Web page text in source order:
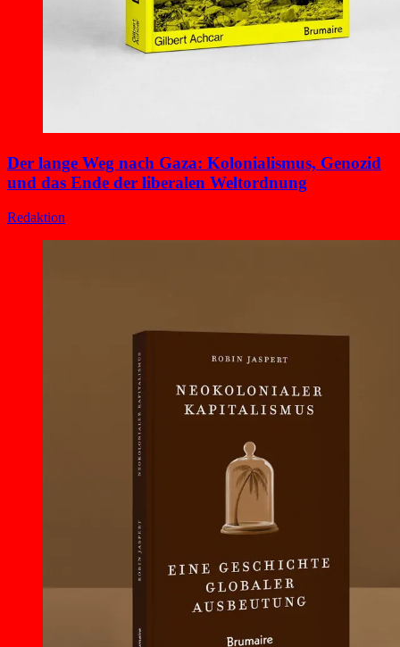
Der lange Weg nach Gaza: Kolonialismus, Genozid
und das Ende der liberalen Weltordnung
Redaktion